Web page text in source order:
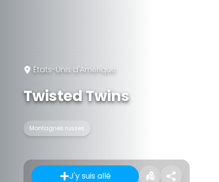
États-Unis d'Amérique
Twisted Twins
Montagnes russes
J'y suis allé